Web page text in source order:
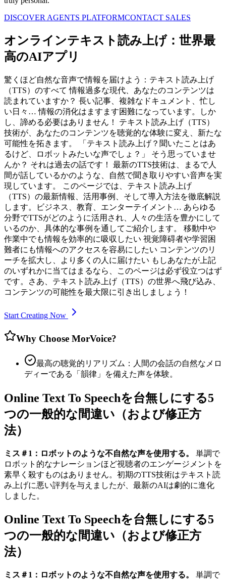
DISCOVER AGENTS PLATFORMCONTACT SALES
オンラインテキスト読み上げ：世界最
高のAIアプリ
驚くほど自然な音声で情報を届けよう：テキスト読み上げ
（TTS）のすべて 情報過多な現代、あなたのコンテンツは
読まれていますか？ 長い記事、複雑なドキュメント、忙し
い日々… 情報の消化はますます困難になっています。しか
し、諦める必要はありません！ テキスト読み上げ（TTS）
技術が、あなたのコンテンツを聴覚的な体験に変え、新たな
可能性を拓きます。 「テキスト読み上げ？聞いたことはあ
るけど、ロボットみたいな声でしょ？」 そう思っていませ
んか？ それは過去の話です！ 最新のTTS技術は、まるで人
間が話しているかのような、自然で聞き取りやすい音声を実
現しています。 このページでは、テキスト読み上げ
（TTS）の最新情報、活用事例、そして導入方法を徹底解説
します。ビジネス、教育、エンターテイメント… あらゆる
分野でTTSがどのように活用され、人々の生活を豊かにして
いるのか、具体的な事例を通してご紹介します。 移動中や
作業中でも情報を効率的に吸収したい 視覚障碍者や学習困
難者にも情報へのアクセスを容易にしたい コンテンツのリ
ーチを拡大し、より多くの人に届けたい もしあなたが上記
のいずれかに当てはまるなら、このページは必ず役立つはず
です。さあ、テキスト読み上げ（TTS）の世界へ飛び込み、
コンテンツの可能性を最大限に引き出しましょう！
Start Creating Now
Why Choose MorVoice?
最高の聴覚的リアリズム：人間の会話の自然なメロ
ディーである「韻律」を備えた声を体験。
Online Text To Speechを台無しにする5
つの一般的な間違い（および修正方
法）
ミス＃1：ロボットのような不自然な声を使用する。
単調で
ロボット的なナレーションほど視聴者のエンゲージメントを
素早く殺すものはありません。初期のTTS技術はテキスト読
み上げに悪い評判を与えましたが、最新のAIは劇的に進化
しました。
Online Text To Speechを台無しにする5
つの一般的な間違い（および修正方
法）
ミス＃1：ロボットのような不自然な声を使用する。
単調で